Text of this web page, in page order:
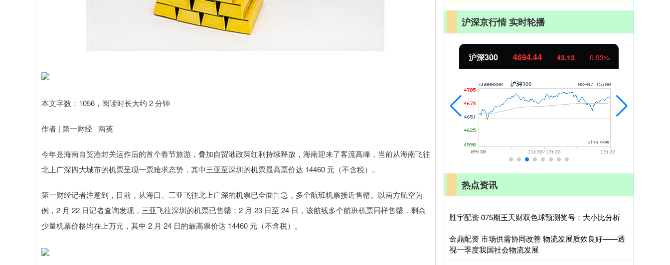
本文字数：1056，阅读时长大约 2 分钟
作者 | 第一财经 南英
今年是海南自贸港封关运作后的首个春节旅游，叠加自贸港政策红利持续释放，海南迎来了客流高峰，当前从海南飞往
北上广深四大城市的机票呈现一票难求态势，其中三亚至深圳的机票最高票价达 14460 元（不含税）。
第一财经记者注意到，目前，从海口、三亚飞往北上广深的机票已全面告急，多个航班机票接近售罄。以南方航空为
例，2 月 22 日记者查询发现，三亚飞往深圳的机票已售罄；2 月 23 日至 24 日，该航线多个航班机票同样售罄，剩余
少量机票价格均在上万元，其中 2 月 24 日的最高票价达 14460 元（不含税）。
沪深京行情 实时轮播
北证50 1134.24 11.37 1.01%
热点资讯
胜宇配资 075期王天财双色球预测奖号：大小比分析
金鼎配资 市场供需协同改善 物流发展质效良好——透
视一季度我国社会物流发展